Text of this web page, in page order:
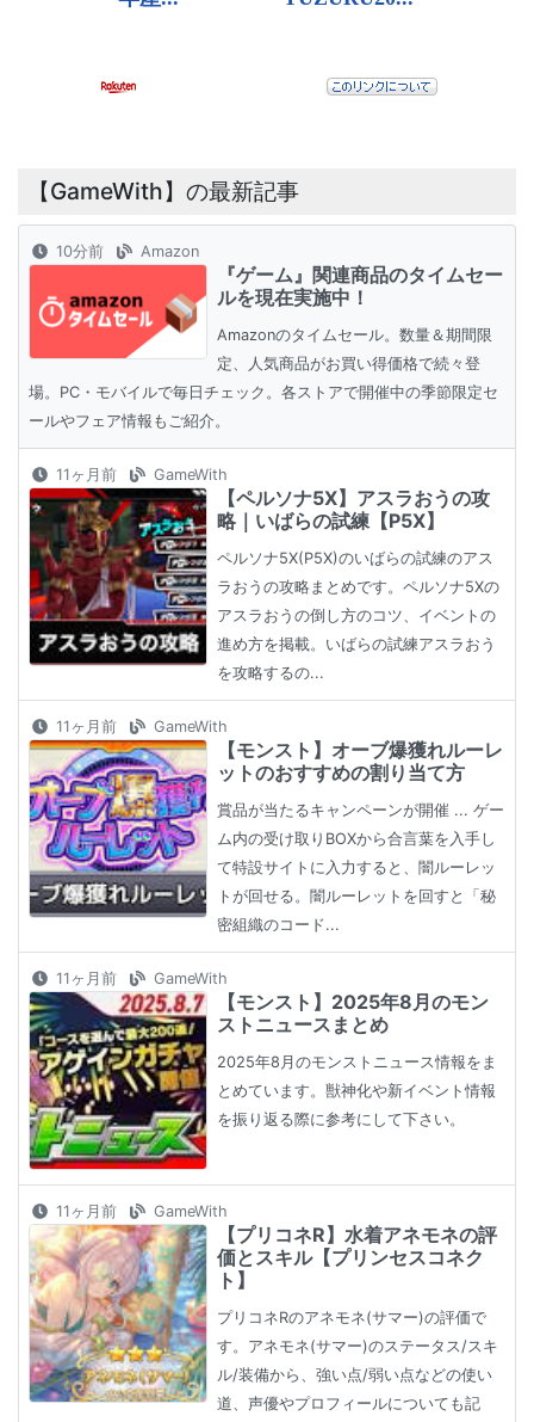
【GameWith】の最新記事
10分前 Amazon
『ゲーム』関連商品のタイムセー
ルを現在実施中！
Amazonのタイムセール。数量＆期間限
定、人気商品がお買い得価格で続々登
場。PC・モバイルで毎日チェック。各ストアで開催中の季節限定セ
ールやフェア情報もご紹介。
11ヶ月前 GameWith
【ペルソナ5X】アスラおうの攻
略｜いばらの試練【P5X】
ペルソナ5X(P5X)のいばらの試練のアス
ラおうの攻略まとめです。ペルソナ5Xの
アスラおうの倒し方のコツ、イベントの
進め方を掲載。いばらの試練アスラおう
を攻略するの...
11ヶ月前 GameWith
【モンスト】オーブ爆獲れルーレ
ットのおすすめの割り当て方
賞品が当たるキャンペーンが開催 ... ゲー
ム内の受け取りBOXから合言葉を入手し
て特設サイトに入力すると、闇ルーレッ
トが回せる。闇ルーレットを回すと「秘
密組織のコード...
11ヶ月前 GameWith
【モンスト】2025年8月のモン
ストニュースまとめ
2025年8月のモンストニュース情報をま
とめています。獣神化や新イベント情報
を振り返る際に参考にして下さい。
11ヶ月前 GameWith
【プリコネR】水着アネモネの評
価とスキル【プリンセスコネク
ト】
プリコネRのアネモネ(サマー)の評価で
す。アネモネ(サマー)のステータス/スキ
ル/装備から、強い点/弱い点などの使い
道、声優やプロフィールについても記